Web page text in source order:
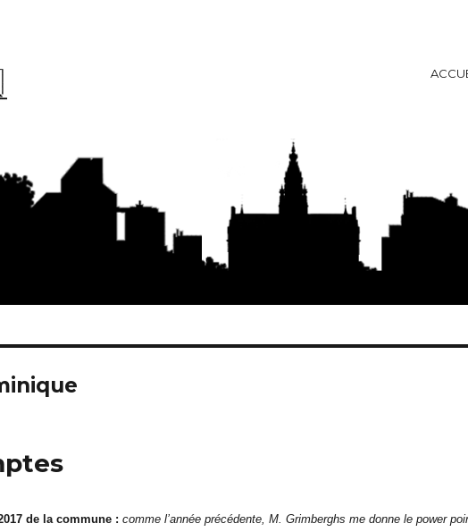
de la commune : comme l’année précédente, M. Grimberghs me donne le power